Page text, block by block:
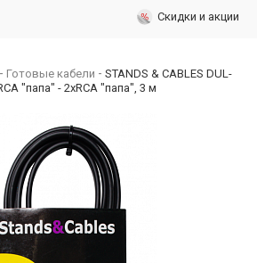
Скидки и акции
Готовые кабели
STANDS & CABLES DUL-
"папа" - 2xRCA "папа", 3 м